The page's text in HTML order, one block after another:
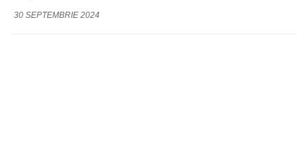
30 SEPTEMBRIE 2024